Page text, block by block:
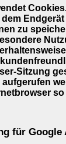
zu
Sitzung
für Google